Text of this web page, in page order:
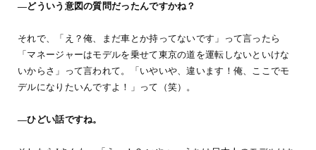
―どういう意図の質問だったんですかね？
それで、「え？俺、まだ車とか持ってないです」って言ったら
「マネージャーはモデルを乗せて東京の道を運転しないといけな
いからさ」って言われて。「いやいや、違います！俺、ここでモ
デルになりたいんですよ！」って（笑）。
―ひどい話ですね。